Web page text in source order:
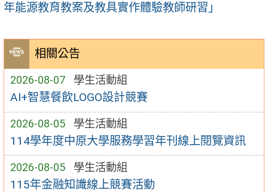
相關公告
2026-08-07 學生活動組
AI+智慧餐飲LOGO設計競賽
2026-08-05 學生活動組
114學年度中原大學服務學習年刊線上閱覽資訊
2026-08-05 學生活動組
115年金融知識線上競賽活動
年能源教育教案及教具實作體驗教師研習」